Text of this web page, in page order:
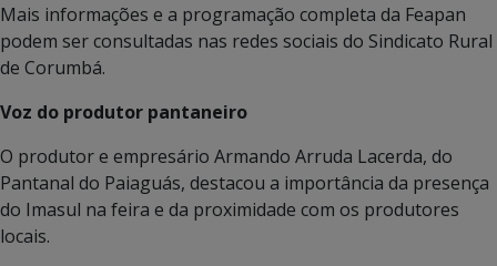
Mais informações e a programação completa da Feapan
podem ser consultadas nas redes sociais do Sindicato Rural
de Corumbá.
Voz do produtor pantaneiro
O produtor e empresário Armando Arruda Lacerda, do
Pantanal do Paiaguás, destacou a importância da presença
do Imasul na feira e da proximidade com os produtores
locais.